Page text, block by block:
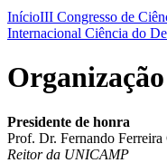
InícioIII Congresso de
Internacional Ciência do
Organização
Presidente de honra
Prof. Dr. Fernando Ferreira
Reitor da UNICAMP